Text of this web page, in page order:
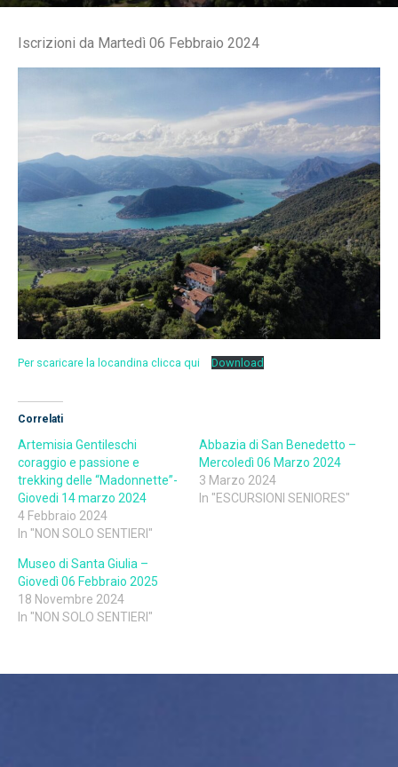
Iscrizioni da Martedì 06 Febbraio 2024
Per scaricare la locandina clicca qui Download
Correlati
Artemisia Gentileschi
coraggio e passione e
trekking delle “Madonnette”-
Giovedi 14 marzo 2024
4 Febbraio 2024
In "NON SOLO SENTIERI"
Abbazia di San Benedetto –
Mercoledì 06 Marzo 2024
3 Marzo 2024
In "ESCURSIONI SENIORES"
Museo di Santa Giulia –
Giovedì 06 Febbraio 2025
18 Novembre 2024
In "NON SOLO SENTIERI"